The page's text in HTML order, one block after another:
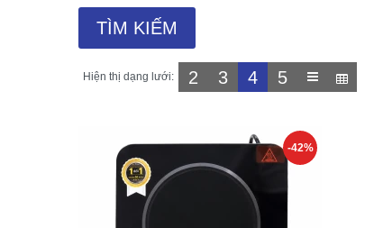
Hiện thị dạng lưới: 2 3 4 5
-42%